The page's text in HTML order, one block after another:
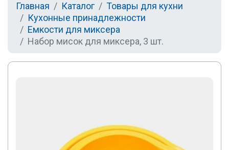
Главная Каталог
Товары для кухни
Кухонные принадлежности
Емкости для миксера
Набор мисок для миксера, 3 шт.